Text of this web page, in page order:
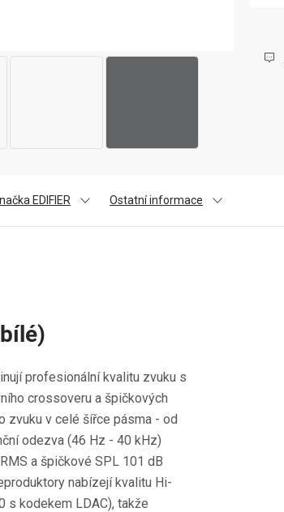
EDIFIER Ostatní informace
profesionální kvalitu zvuku s
crossoveru a špičkových
zvuku v celé šířce pásma - od
odezva (46 Hz - 40 kHz)
a špičkové SPL 101 dB
nabízejí kvalitu Hi-
s kodekem LDAC), takže